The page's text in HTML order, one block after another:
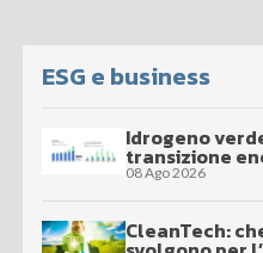
ESG e business
Idrogeno
transizione
08 Ago 2026
CleanTech: